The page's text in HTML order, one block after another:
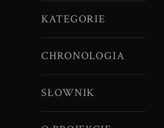
KATEGORIE
CHRONOLOGIA
SŁOWNIK